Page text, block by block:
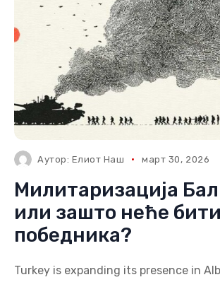
Аутор: Елиот Наш март 30, 2026
Милитаризација
или зашто неће бити
победника?
Turkey is expanding its presence in